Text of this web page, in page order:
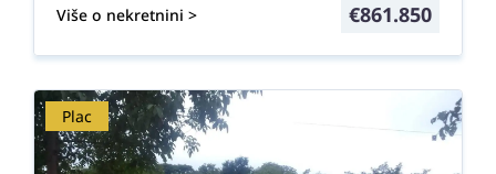
Više o nekretnini > €861.850
Plac